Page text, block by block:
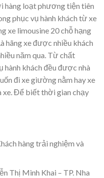
hàng loạt phương tiện tiên
phục vụ hành khách từ xe
xe limousine 20 chỗ hạng
hãng xe được nhiều khách
năm qua. Từ chất
khách đều được nhà
đi xe giường nằm hay xe
xe. Để biết thời gian chạy
hàng trải nghiệm và
Thị Minh Khai – TP. Nha